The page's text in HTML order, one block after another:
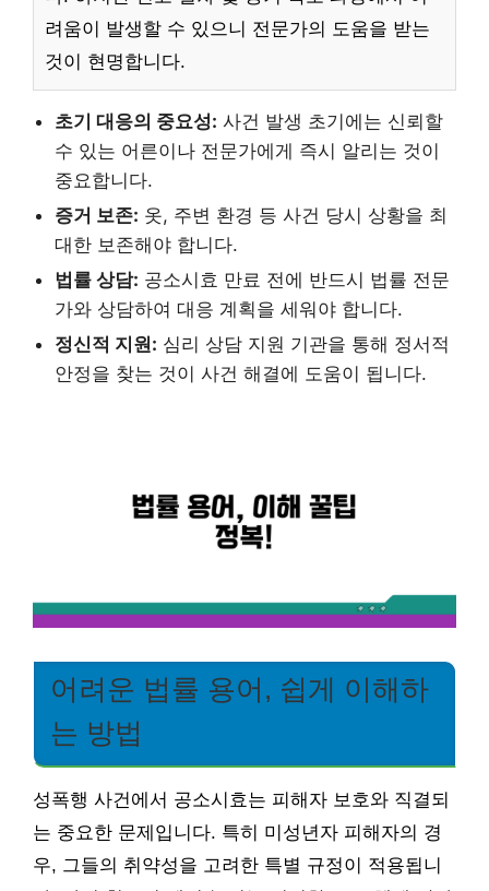
려움이 발생할 수 있으니 전문가의 도움을 받는
것이 현명합니다.
초기 대응의 중요성: 사건 발생 초기에는 신뢰할
수 있는 어른이나 전문가에게 즉시 알리는 것이
중요합니다.
증거 보존: 옷, 주변 환경 등 사건 당시 상황을 최
대한 보존해야 합니다.
법률 상담: 공소시효 만료 전에 반드시 법률 전문
가와 상담하여 대응 계획을 세워야 합니다.
정신적 지원: 심리 상담 지원 기관을 통해 정서적
안정을 찾는 것이 사건 해결에 도움이 됩니다.
어려운 법률 용어, 쉽게 이해하
는 방법
성폭행 사건에서 공소시효는 피해자 보호와 직결되
는 중요한 문제입니다. 특히 미성년자 피해자의 경
우, 그들의 취약성을 고려한 특별 규정이 적용됩니